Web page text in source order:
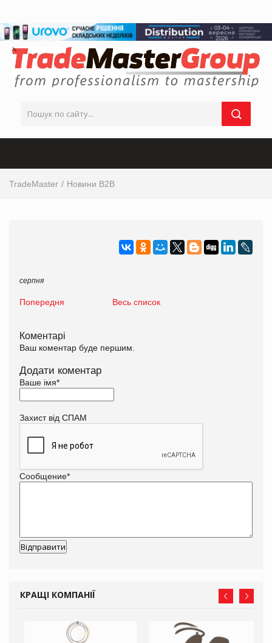
TradeMaster Новини B2B
серпня
Попередня Весь список
Коментарі
Ваш коментар буде першим.
Додати коментар
Ваше імя*
Захист від СПАМ
Сообщение*
КРАЩІ КОМПАНІЇ